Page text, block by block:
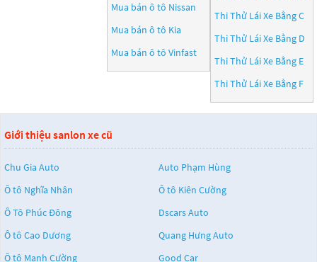
Mua bán ô tô Nissan
Mua bán ô tô Kia
Mua bán ô tô Vinfast
Thi Thử Lái Xe Bằng C
Thi Thử Lái Xe Bằng D
Thi Thử Lái Xe Bằng E
Thi Thử Lái Xe Bằng F
Giới thiệu sanlon xe cũ
Chu Gia Auto
Auto Phạm Hùng
Ô tô Nghĩa Nhân
Ô tô Kiên Cường
Ô Tô Phúc Đông
Dscars Auto
Ô tô Cao Dương
Quang Hưng Auto
Ô tô Mạnh Cường
Good Car